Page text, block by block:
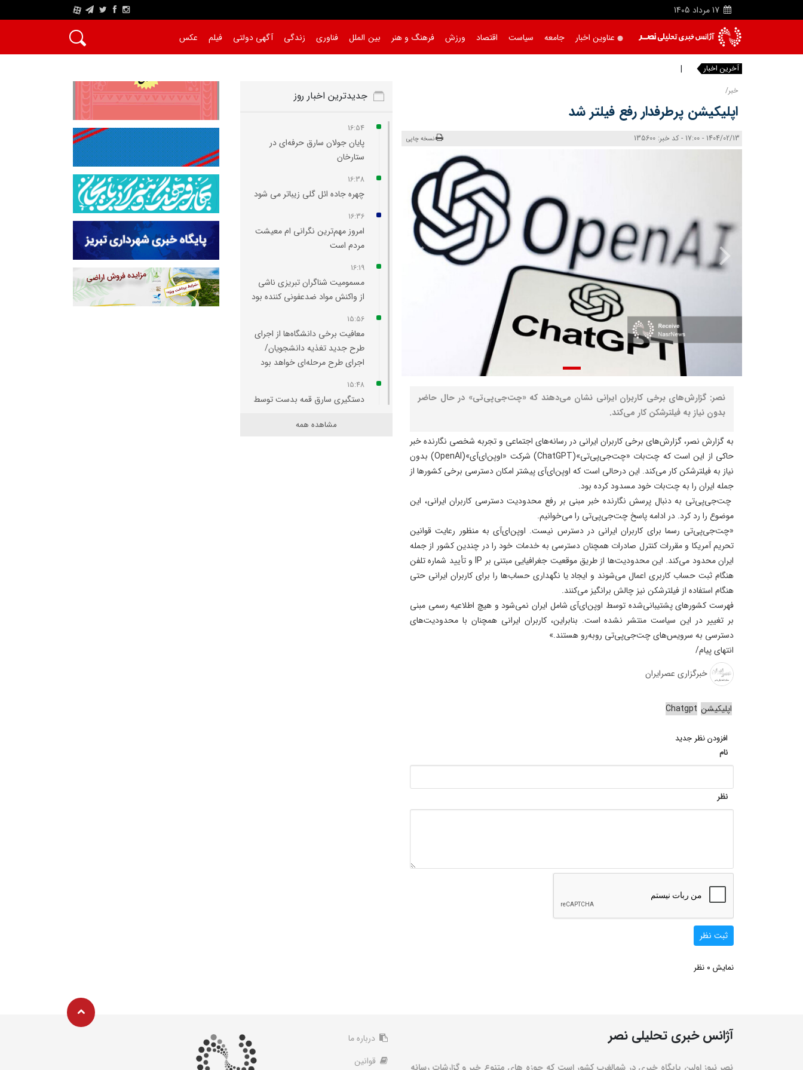
17 مرداد 1405
A
عناوین اخبار جامعه سیاست اقتصاد ورزش فرهنگ و هنر بین الملل فناوری زندگی آگهی دولتی فیلم عکس
آخرین اخبار پایان
خبر/
اپلیکیشن پرطرفدار رفع فیلتر شد
1404/02/13 - 17:00 - کد خبر: 135600 نسخه چاپی
نصر: گزارش‌های برخی کاربران ایرانی نشان می‌دهند که «چت‌جی‌پی‌تی» در حال حاضر
بدون نیاز به فیلترشکن کار می‌کند.
به گزارش نصر، گزارش‌های برخی کاربران ایرانی در رسانه‌های اجتماعی و تجربه شخصی نگارنده خبر
حاکی از این است که چت‌بات «چت‌جی‌پی‌تی»(ChatGPT) شرکت «اوپن‌ای‌آی»(OpenAI) بدون
نیاز به فیلترشکن کار می‌کند. این درحالی است که اوپن‌ای‌آی پیشتر امکان دسترسی برخی کشورها از
جمله ایران را به چت‌بات خود مسدود کرده بود.
چت‌جی‌پی‌تی به دنبال پرسش نگارنده خبر مبنی بر رفع محدودیت دسترسی کاربران ایرانی، این
موضوع را رد کرد. در ادامه پاسخ چت‌جی‌پی‌تی را می‌خوانیم.
«چت‌جی‌پی‌تی رسما برای کاربران ایرانی در دسترس نیست. اوپن‌ای‌آی به منظور رعایت قوانین
تحریم‌ آمریکا و مقررات کنترل صادرات همچنان دسترسی به خدمات خود را در چندین کشور از جمله
ایران محدود می‌کند. این محدودیت‌ها از طریق موقعیت جغرافیایی مبتنی بر IP و تأیید شماره تلفن
هنگام ثبت حساب کاربری اعمال می‌شوند و ایجاد یا نگهداری حساب‌ها را برای کاربران ایرانی حتی
هنگام استفاده از فیلترشکن نیز چالش برانگیز می‌کنند.
فهرست کشورهای پشتیبانی‌شده توسط اوپن‌ای‌آی شامل ایران نمی‌شود و هیچ اطلاعیه رسمی مبنی
بر تغییر در این سیاست منتشر نشده است. بنابراین، کاربران ایرانی همچنان با محدودیت‌های
دسترسی به سرویس‌های چت‌جی‌پی‌تی روبه‌رو هستند.»
انتهای پیام/
خبرگزاری عصرایران
اپلیکیشن Chatgpt
افزودن نظر جدید
نام
نظر
ثبت نظر
نمایش 0 نظر
جدیدترین اخبار روز
16:54
پایان جولان سارق حرفه‌ای در
ستارخان
16:38
چهره جاده ائل‌ گلی زیباتر می‌ شود
16:36
امروز مهم‌ترین نگرانی‌ ام معیشت
مردم است
16:19
مسمومیت شناگران تبریزی ناشی
از واکنش مواد ضدعفونی‌ کننده بود
15:56
معافیت برخی دانشگاه‌ها از اجرای
طرح جدید تغذیه دانشجویان/
اجرای طرح مرحله‌ای خواهد بود
15:48
دستگیری سارق قمه بدست توسط
مشاهده همه
آژانس خبری تحلیلی نصر
درباره ما
قوانین